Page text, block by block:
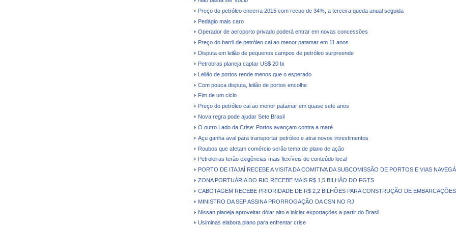
Preço do petróleo encerra 2015 com recuo de 34%, a terceira queda anual seguida
Pedágio mais caro
Operador de aeroporto privado poderá entrar em novas concessões
Preço do barril de petróleo cai ao menor patamar em 11 anos
Disputa em leilão de pequenos campos de petróleo surpreende
Petrobras planeja captar US$ 20 bi
Leilão de portos rende menos que o esperado
Com pouca disputa, leilão de portos encolhe
Fim de um ciclo
Preço do petróleo cai ao menor patamar em quase sete anos
Nova regra pode ajudar Sete Brasil
O outro Lado da Crise: Portos avançam contra a maré
Açu ganha aval para transportar petróleo e atrai novos investimentos
Roubos que afetam comércio serão tema de plano de ação
Petroleiras terão exigências mais flexíveis de conteúdo local
PORTO DE ITAJAÍ RECEBE A VISITA DA COMITIVA DA SUBCOMISSÃO DE PORTOS E VIAS
ZONA PORTUÁRIA DO RIO RECEBE MAIS R$ 1,5 BILHÃO DO FGTS
CABOTAGEM RECEBE PRIORIDADE DE R$ 2,2 BILHÕES PARA CONSTRUÇÃO DE EMBARCAÇÕES
MINISTRO DA SEP ASSINA PRORROGAÇÃO DA CSN NO RJ
Nissan planeja aproveitar dólar alto e iniciar exportações a partir do Brasil
Usiminas elabora plano para enfrentar crise